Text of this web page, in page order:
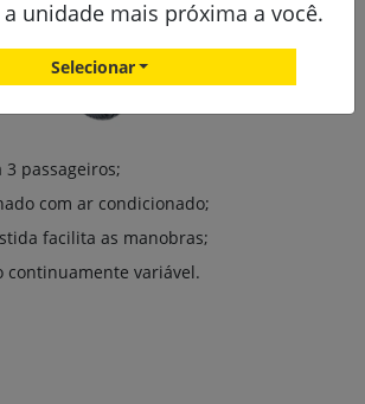
3 passageiros;
com ar condicionado;
facilita as manobras;
continuamente variável.
a unidade mais próxima a você.
Selecionar